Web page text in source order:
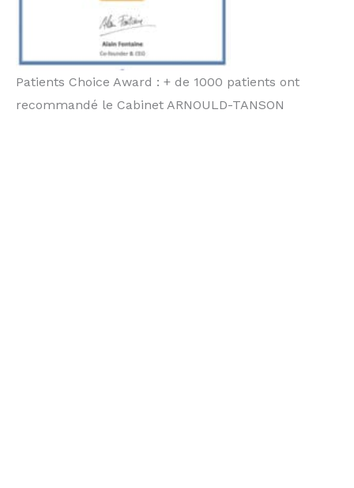
Patients Choice Award : + de 1000 patients ont
recommandé le Cabinet ARNOULD-TANSON